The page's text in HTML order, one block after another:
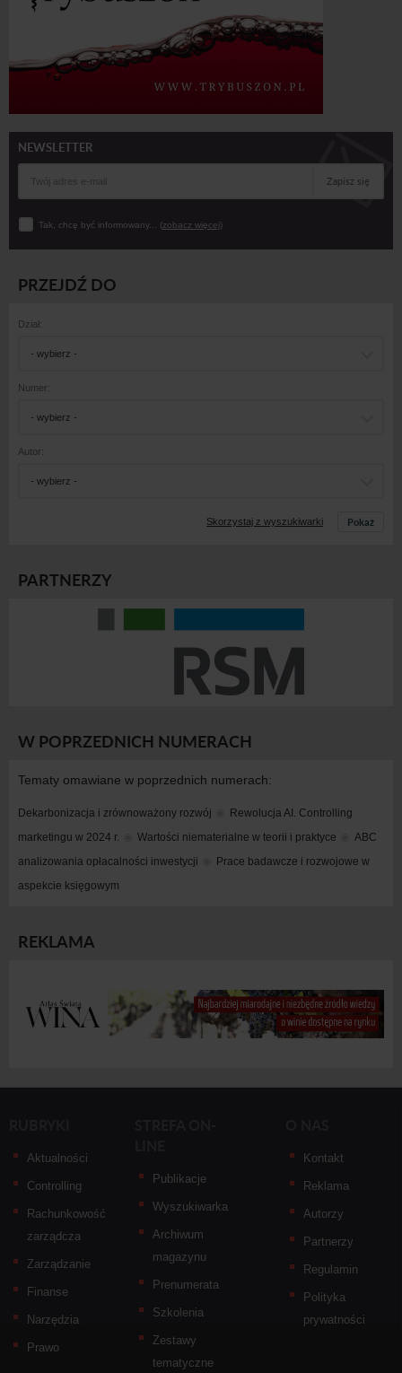
NEWSLETTER
Zapisz się
Tak, chcę być informowany... (zobacz więcej)
PRZEJDŹ DO
Dział:
- wybierz -
Numer:
- wybierz -
Autor:
- wybierz -
Skorzystaj z wyszukiwarki Pokaż
PARTNERZY
W POPRZEDNICH NUMERACH
Tematy omawiane w poprzednich numerach:
Dekarbonizacja i zrównoważony rozwój
Rewolucja AI. Controlling
marketingu w 2024 r.
Wartości niematerialne w teorii i praktyce
ABC
analizowania opłacalności inwestycji
Prace badawcze i rozwojowe w
aspekcie księgowym
REKLAMA
Aktualności
Controlling
Rachunkowość
zarządcza
Zarządzanie
Finanse
Narzędzia
Prawo
Publikacje
Wyszukiwarka
Archiwum
magazynu
Prenumerata
Szkolenia
Zestawy
tematyczne
Kontakt
Reklama
Autorzy
Partnerzy
Regulamin
Polityka
prywatności